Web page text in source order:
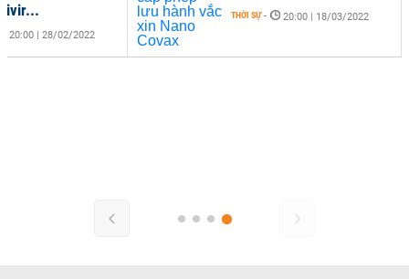
THỜI SỰ - 20:00 | 18/03/2022
20:00 | 28/02/2022